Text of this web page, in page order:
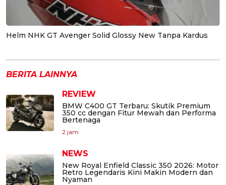
Helm NHK GT Avenger Solid Glossy New Tanpa Kardus
BERITA LAINNYA
REVIEW
BMW C400 GT Terbaru: Skutik Premium
350 cc dengan Fitur Mewah dan Performa
Bertenaga
2 jam
NEWS
New Royal Enfield Classic 350 2026: Motor
Retro Legendaris Kini Makin Modern dan
Nyaman